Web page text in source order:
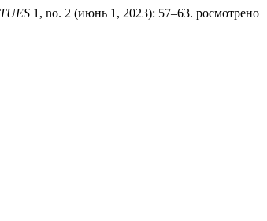
1, no. 2 (июнь 1, 2023): 57–63. росмотрено